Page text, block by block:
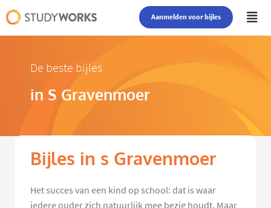
Aanmelden voor bijles
De beste bijles
in S Gravenmoer
Bijles in s Gravenmoer
Het succes van een kind op school: dat is waar
iedere ouder zich natuurlijk mee bezig houdt. Maar